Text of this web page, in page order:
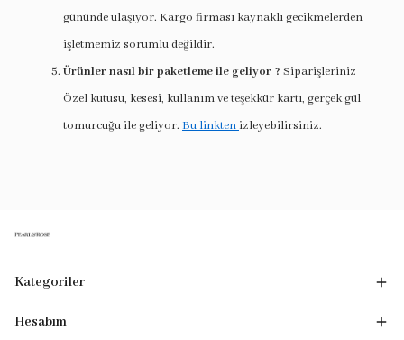
gününde ulaşıyor. Kargo firması kaynaklı gecikmelerden
işletmemiz sorumlu değildir.
Ürünler nasıl bir paketleme ile geliyor ? Siparişleriniz
Özel kutusu, kesesi, kullanım ve teşekkür kartı, gerçek gül
tomurcuğu ile geliyor. Bu linkten izleyebilirsiniz.
Kategoriler
Hesabım